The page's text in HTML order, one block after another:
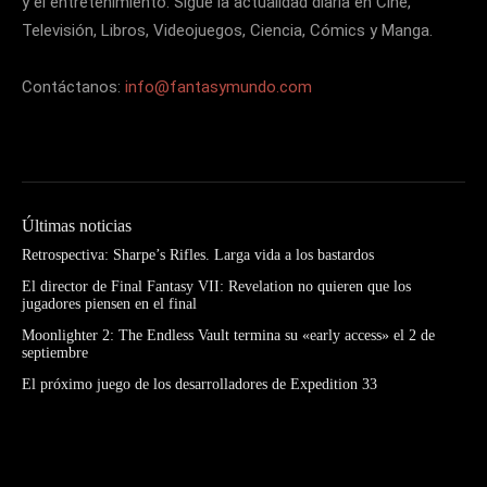
Televisión, Libros, Videojuegos, Ciencia, Cómics y Manga.
Contáctanos: info@fantasymundo.com
Últimas noticias
Retrospectiva: Sharpe’s Rifles. Larga vida a los bastardos
El director de Final Fantasy VII: Revelation no quieren que los
jugadores piensen en el final
Moonlighter 2: The Endless Vault termina su «early access» el 2 de
septiembre
El próximo juego de los desarrolladores de Expedition 33